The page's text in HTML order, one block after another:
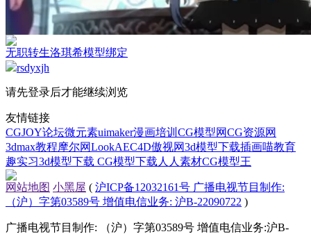
无职转生洛琪希模型绑定
rsdyxjh
请先登录后才能继续浏览
友情链接
CGJOY论坛微元素uimaker漫画培训 CG模型网CG资源网
3dmax教程摩尔网LookAEC4D傲视网3d模型下载插画喵教育
趣实习3d模型下载 CG模型下载 人人素材CG模型王
网站地图 小黑屋 ( 沪ICP备12032161号 广播电视节目制作:
（沪）字第03589号 增值电信业务: 沪B-22090722 )
广播电视节目制作: （沪）字第03589号 增值电信业务:沪B-